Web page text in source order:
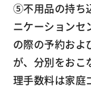
⑤不用品の持ち
ニケーションセ
の際の予約およ
が、分別をおこ
理手数料は家庭